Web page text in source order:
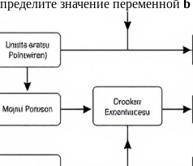
значение переменной b